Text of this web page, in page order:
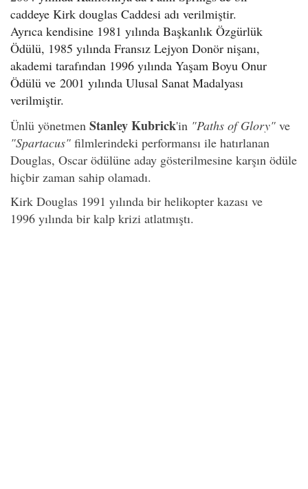
caddeye Kirk douglas Caddesi adı verilmiştir.
Ayrıca kendisine 1981 yılında Başkanlık Özgürlük
Ödülü, 1985 yılında Fransız Lejyon Donör nişanı,
akademi tarafından 1996 yılında Yaşam Boyu Onur
Ödülü ve 2001 yılında Ulusal Sanat Madalyası
verilmiştir.
Ünlü yönetmen Stanley Kubrick'in "Paths of Glory" ve
"Spartacus" filmlerindeki performansı ile hatırlanan
Douglas, Oscar ödülüne aday gösterilmesine karşın ödüle
hiçbir zaman sahip olamadı.
Kirk Douglas 1991 yılında bir helikopter kazası ve
1996 yılında bir kalp krizi atlatmıştı.